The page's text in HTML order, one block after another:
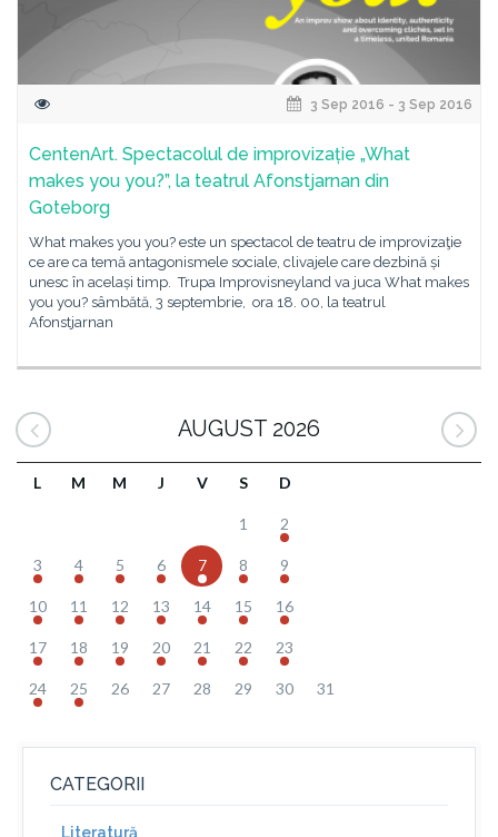
3 Sep 2016 - 3 Sep 2016
CentenArt. Spectacolul de improvizație „What
makes you you?”, la teatrul Afonstjarnan din
Goteborg
What makes you you? este un spectacol de teatru de improvizaţie
ce are ca temă antagonismele sociale, clivajele care dezbină și
unesc în același timp. Trupa Improvisneyland va juca What makes
you you? sâmbătă, 3 septembrie, ora 18. 00, la teatrul
Afonstjarnan
AUGUST 2026
L M M J V S D
1 2
3 4 5 6 7 8 9
10 11 12 13 14 15 16
17 18 19 20 21 22 23
24 25 26 27 28 29 30 31
CATEGORII
Literatură